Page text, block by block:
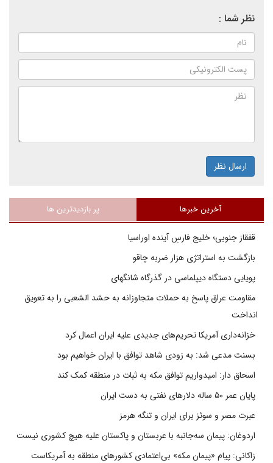
نظر شما :
ارسال نظر
آخرین خبرها پر بازدیدترین ها
قفقاز جنوبی؛ خلیج فارسِ آینده اوراسیا
بازگشت به استراتژی هزار ضربه چاقو
پویایی دستگاه دیپلماسی در گذرگاه شانگهای
مقاومت عراق پاسخ به حملات متجاوزانه به حشد الشعبی را به تعویق
انداخت
خزانه‌داری آمریکا تحریم‌های جدیدی علیه ایران اعمال کرد
بسنت مدعی شد: به زودی شاهد توافق با ایران خواهیم بود
اسحاق دار: امیدواریم توافق مکه به ثبات در منطقه کمک کند
پایان عمر ۵۰ ساله دلارهای نفتی به دست ایران
عبرت مصر و سوئز برای ایران و تنگه هرمز
اردوغان: پیمان سه‌جانبه با عربستان و پاکستان علیه هیچ کشوری نیست
زاکانی: پیام «پیمان مکه» بی‌اعتمادی کشورهای منطقه به آمریکاست